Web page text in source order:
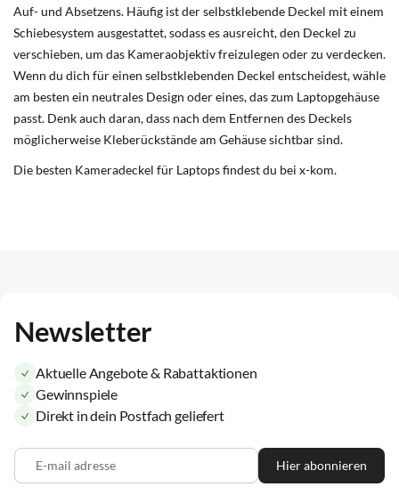
Auf- und Absetzens. Häufig ist der selbstklebende Deckel mit einem
Schiebesystem ausgestattet, sodass es ausreicht, den Deckel zu
verschieben, um das Kameraobjektiv freizulegen oder zu verdecken.
Wenn du dich für einen selbstklebenden Deckel entscheidest, wähle
am besten ein neutrales Design oder eines, das zum Laptopgehäuse
passt. Denk auch daran, dass nach dem Entfernen des Deckels
möglicherweise Kleberückstände am Gehäuse sichtbar sind.
Die besten Kameradeckel für Laptops findest du bei x-kom.
Newsletter
Aktuelle Angebote & Rabattaktionen
Gewinnspiele
Direkt in dein Postfach geliefert
E-mail adresse Hier abonnieren